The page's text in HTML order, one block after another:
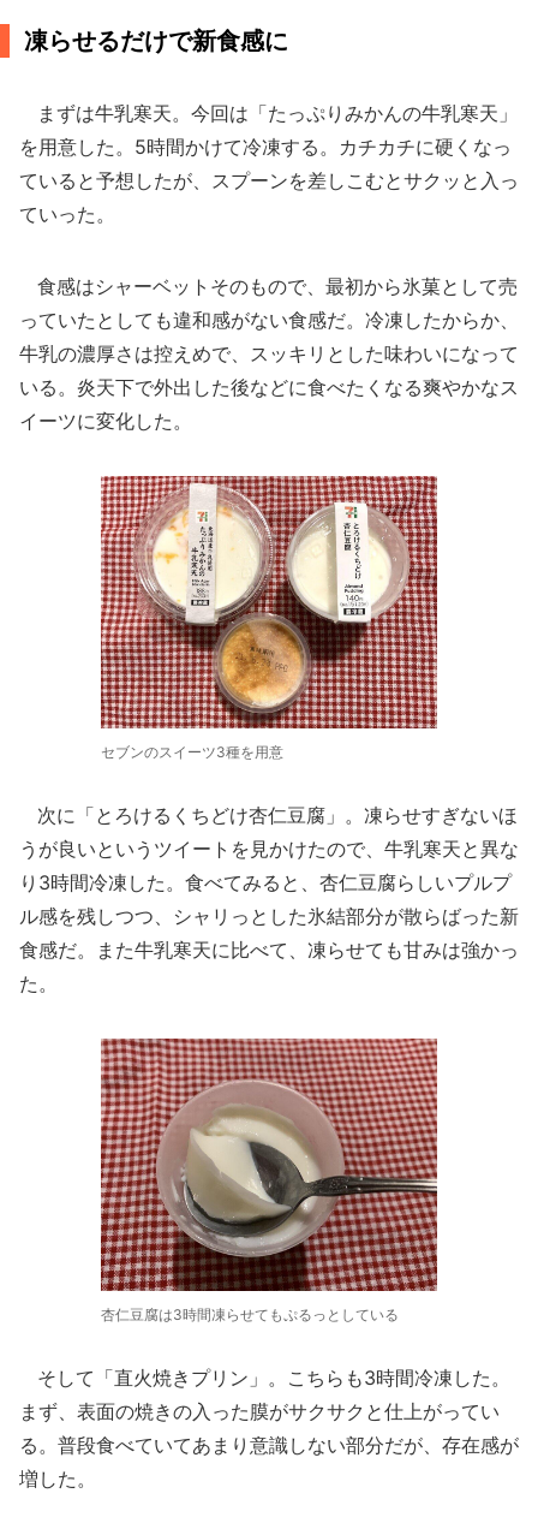
凍らせるだけで新食感に
まずは牛乳寒天。今回は「たっぷりみかんの牛乳寒天」
を用意した。5時間かけて冷凍する。カチカチに硬くなっ
ていると予想したが、スプーンを差しこむとサクッと入っ
ていった。
食感はシャーベットそのもので、最初から氷菓として売
っていたとしても違和感がない食感だ。冷凍したからか、
牛乳の濃厚さは控えめで、スッキリとした味わいになって
いる。炎天下で外出した後などに食べたくなる爽やかなス
イーツに変化した。
セブンのスイーツ3種を用意
次に「とろけるくちどけ杏仁豆腐」。凍らせすぎないほ
うが良いというツイートを見かけたので、牛乳寒天と異な
り3時間冷凍した。食べてみると、杏仁豆腐らしいプルプ
ル感を残しつつ、シャリっとした氷結部分が散らばった新
食感だ。また牛乳寒天に比べて、凍らせても甘みは強かっ
た。
杏仁豆腐は3時間凍らせてもぷるっとしている
そして「直火焼きプリン」。こちらも3時間冷凍した。
まず、表面の焼きの入った膜がサクサクと仕上がってい
る。普段食べていてあまり意識しない部分だが、存在感が
増した。